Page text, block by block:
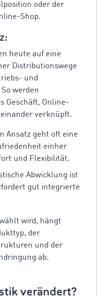
oder der
Shop.
heute auf eine
Distributionswege
und
werden
Geschäft, Online-
verknüpft.
Ansatz geht oft eine
einher
und Flexibilität.
Abwicklung ist
gut integrierte
wird, hängt
der
und der
ab.
verändert?